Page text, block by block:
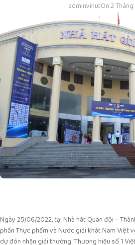
adminvinutOn 2
Ngày 25/06/2022, tại Nhà hát Quân đội –
phần Thực phẩm và Nước giải khát Nam Việt
dự đón nhận giải thưởng “Thương hiệu số 1